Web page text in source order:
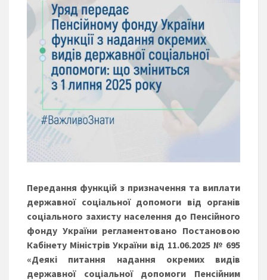
Передання функцій з призначення та виплати
державної соціальної допомоги від органів
соціального захисту населення до Пенсійного
фонду України регламентовано Постановою
Кабінету Міністрів України від 11.06.2025 № 695
«Деякі питання надання окремих видів
державної соціальної допомоги Пенсійним